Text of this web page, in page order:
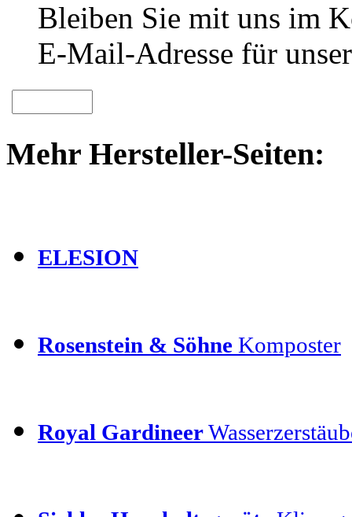
Bleiben Sie mit uns im
E-Mail-Adresse für
Mehr Hersteller-Seiten:
ELESION
Rosenstein & Söhne Komposter
Royal Gardineer